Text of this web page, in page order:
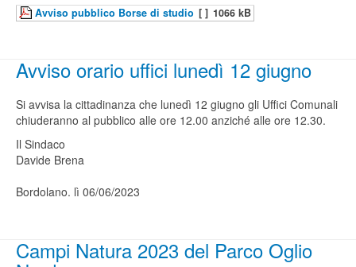
Avviso pubblico Borse di studio [ ] 1066 kB
Avviso orario uffici lunedì 12 giugno
Si avvisa la cittadinanza che lunedì 12 giugno gli Uffici Comunali
chiuderanno al pubblico alle ore 12.00 anziché alle ore 12.30.
Il Sindaco
Davide Brena
Bordolano. lì 06/06/2023
Campi Natura 2023 del Parco Oglio